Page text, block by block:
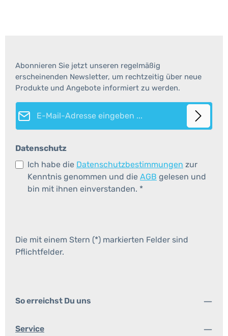
Abonnieren Sie jetzt unseren regelmäßig
erscheinenden Newsletter, um rechtzeitig über neue
Produkte und Angebote informiert zu werden.
E-Mail-Adresse*
Datenschutz
Ich habe die Datenschutzbestimmungen zur
Kenntnis genommen und die AGB gelesen und
bin mit ihnen einverstanden. *
Die mit einem Stern (*) markierten Felder sind
Pflichtfelder.
So erreichst Du uns
Service